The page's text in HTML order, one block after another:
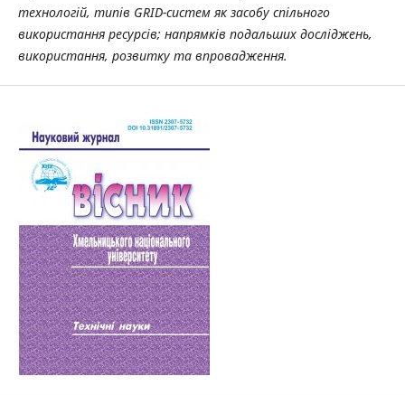
технологій, типів GRID-систем як засобу спільного
використання ресурсів; напрямків подальших досліджень,
використання, розвитку та впровадження.